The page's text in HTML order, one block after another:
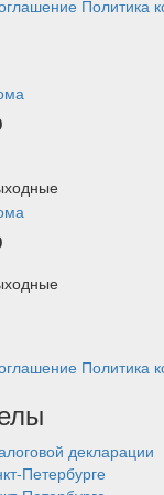
Политика
Политика
декларации
Петербурге